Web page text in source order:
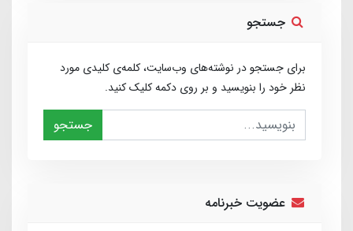
جستجو
برای جستجو در نوشته‌های وب‌سایت، کلمه‌ی کلیدی مورد
نظر خود را بنویسید و بر روی دکمه کلیک کنید.
جستجو
عضویت خبرنامه